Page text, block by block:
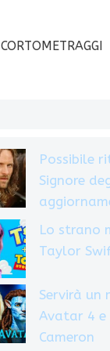
CORTOMETRAGGI
Possibile
Signore
Lo strano
Taylor
Servirà un
Avatar 4 e
Cameron